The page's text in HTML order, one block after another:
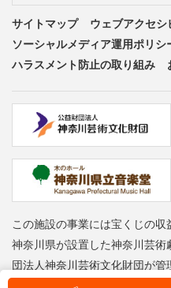
サイトマップ ウェブアクセシ
ソーシャルメディア運用ポリシ
ハラスメント防止の取り組み
この施設の事業には宝くじの
神奈川県が設置した神奈川芸
団法人神奈川芸術文化財団が